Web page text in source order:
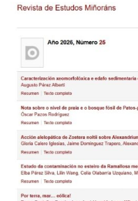
TODO
CAE
NA
REDE
É
PEIXE”,
FRASEOLOXÍA
DO
GALEGO,
XEIXO